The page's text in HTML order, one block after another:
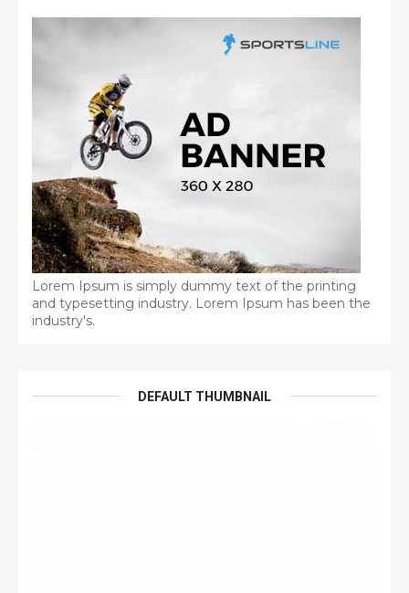
Lorem Ipsum is simply dummy text of the printing
and typesetting industry. Lorem Ipsum has been the
industry's.
DEFAULT THUMBNAIL